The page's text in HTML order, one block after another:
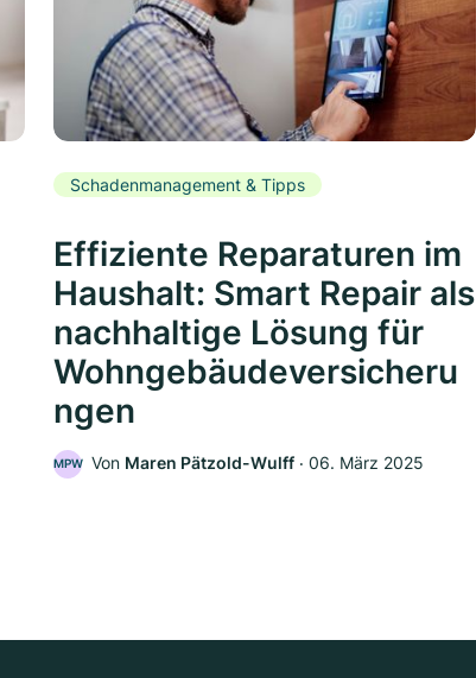
Schadenmanagement & Tipps
Effiziente Reparaturen im
Haushalt: Smart Repair als
nachhaltige Lösung für
Wohngebäudeversicheru
ngen
MPW Von Maren Pätzold-Wulff ‧ 06. März 2025